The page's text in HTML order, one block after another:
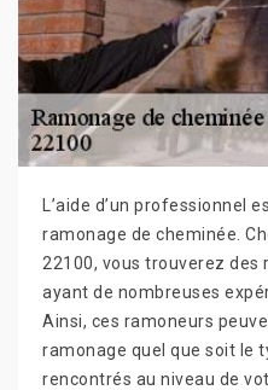
L’aide d’un professionnel
ramonage de cheminée.
22100, vous trouverez
ayant de nombreuses
Ainsi, ces ramoneurs
ramonage quel que soit le
rencontrés au niveau de